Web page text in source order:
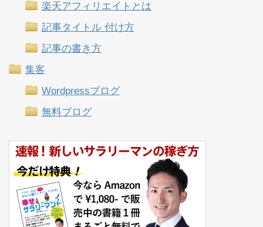
楽天アフィリエイトとは
記事タイトル 付け方
記事の書き方
集客
Wordpressブログ
無料ブログ